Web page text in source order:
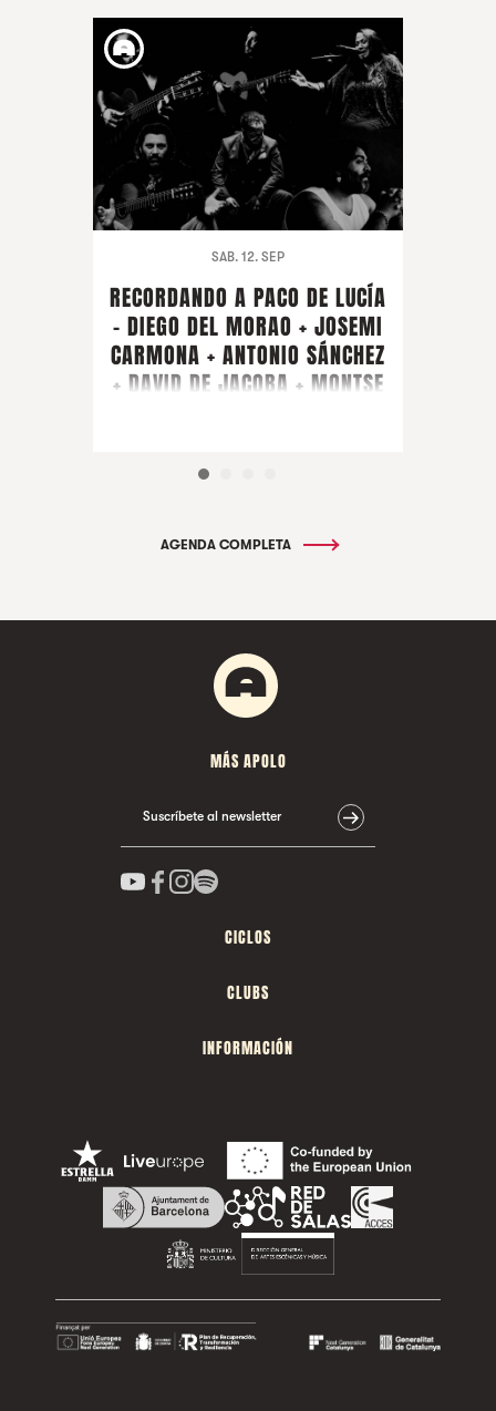
SAB. 12. SEP
RECORDANDO A PACO DE LUCÍA
- DIEGO DEL MORAO + JOSEMI
CARMONA + ANTONIO SÁNCHEZ
+ DAVID DE JACOBA + MONTSE
AGENDA COMPLETA
MÁS APOLO
Suscríbete al newsletter
CICLOS
CLUBS
INFORMACIÓN